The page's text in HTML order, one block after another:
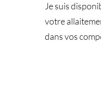
Je suis
votre
dans vos